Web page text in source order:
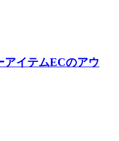
アイテムECのアウ